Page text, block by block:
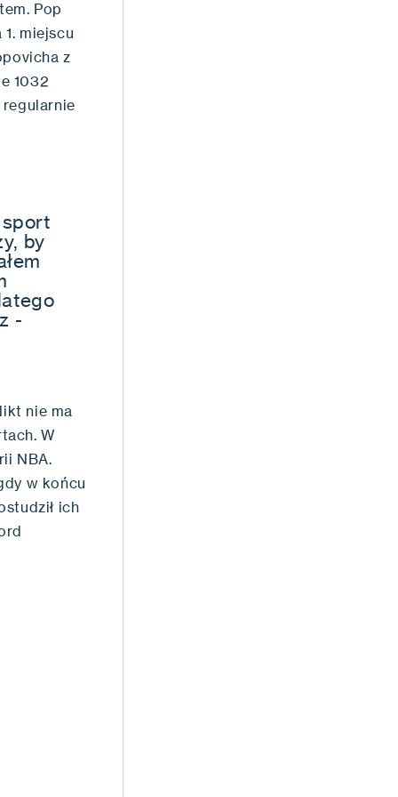
Pop
miejscu
z
1032
by
-
nie ma
W
NBA.
w końcu
ich